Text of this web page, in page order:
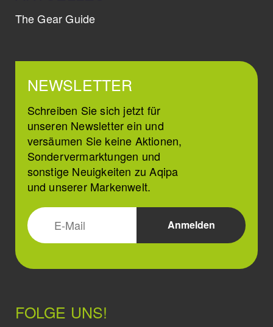
The Gear Guide
NEWSLETTER
Schreiben Sie sich jetzt für
unseren Newsletter ein und
versäumen Sie keine Aktionen,
Sondervermarktungen und
sonstige Neuigkeiten zu Aqipa
und unserer Markenwelt.
FOLGE UNS!